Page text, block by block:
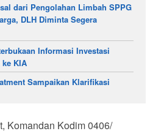
dari Pengolahan Limbah SPPG
DLH Diminta Segera
Informasi Investasi
ke KIA
Sampaikan Klarifikasi
Komandan Kodim 0406/